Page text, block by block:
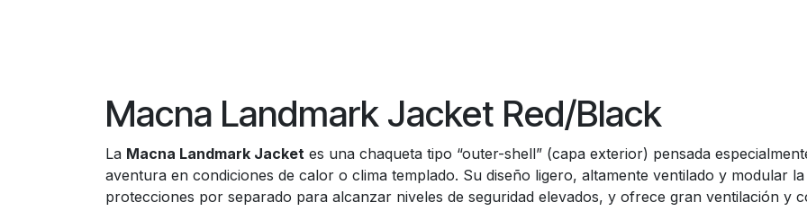
Macna Landmark Jacket Red/Black
La Macna Landmark Jacket es una chaqueta tipo “outer-shell” (capa exterior) pensada
aventura en condiciones de calor o clima templado. Su diseño ligero, altamente ventilado y modular
protecciones por separado para alcanzar niveles de seguridad elevados, y ofrece gran ventilación y